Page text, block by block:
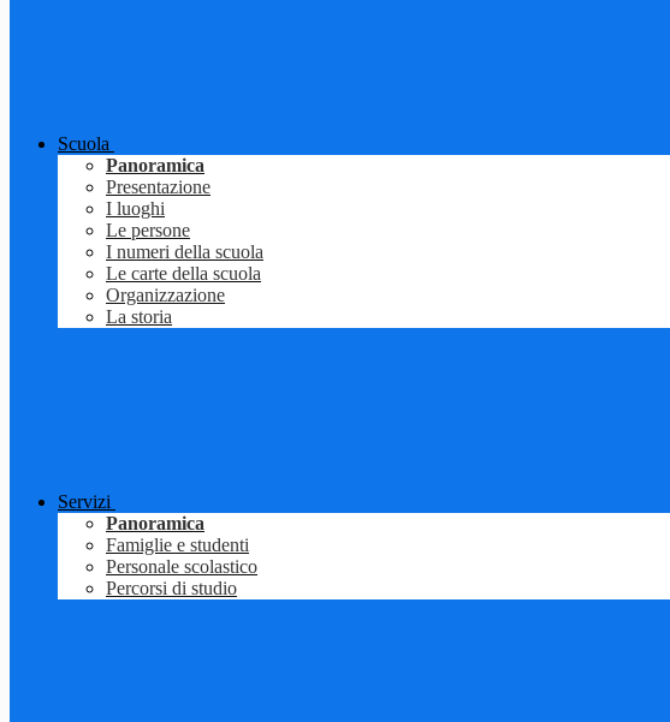
Scuola
Panoramica
Presentazione
I luoghi
Le persone
I numeri della scuola
Le carte della scuola
Organizzazione
La storia
Servizi
Panoramica
Famiglie e studenti
Personale scolastico
Percorsi di studio